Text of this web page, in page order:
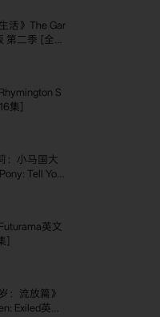
活》The Gar
第二季 [全41
S
集]
：小马国大
Tell Your
英文
]
：流放篇》
Exiled英文